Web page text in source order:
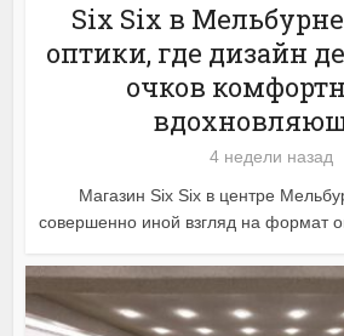
Six Six в
оптики, где дизайн
очков
4 недели назад
Магазин Six Six в центре
совершенно иной взгляд на формат